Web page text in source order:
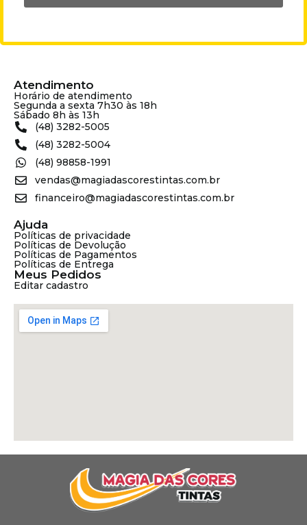
Atendimento
Horário de atendimento
Segunda a sexta 7h30 às 18h
Sábado 8h às 13h
(48) 3282-5005
(48) 3282-5004
(48) 98858-1991
vendas@magiadascorestintas.com.br
financeiro@magiadascorestintas.com.br
Ajuda
Políticas de privacidade
Políticas de Devolução
Políticas de Pagamentos
Políticas de Entrega
Meus Pedidos
Editar cadastro